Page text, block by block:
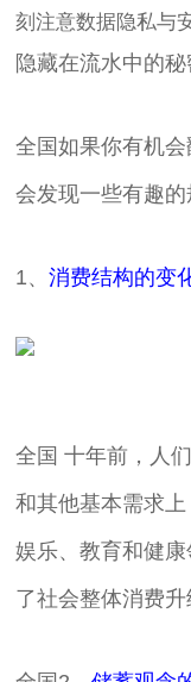
刻注意数据隐私与
隐藏在流水中的秘
全国如果你有机
会发现一些有趣的
1、消费结构的变
全国 十年前，人
和其他基本需求
娱乐、教育和健
了社会整体消费升